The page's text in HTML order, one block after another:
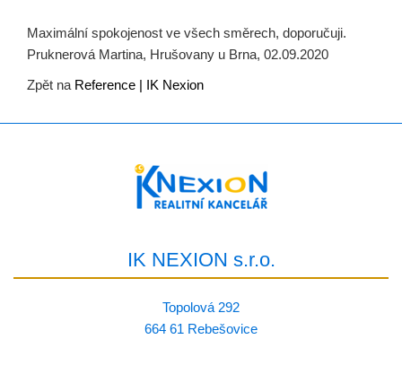
Maximální spokojenost ve všech směrech, doporučuji.
Pruknerová Martina, Hrušovany u Brna, 02.09.2020
Zpět na Reference | IK Nexion
IK NEXION s.r.o.
Topolová 292
664 61 Rebešovice